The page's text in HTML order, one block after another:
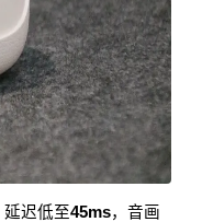
迟低至45ms，音画